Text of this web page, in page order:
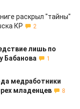
раскрыл "тайны"
КР
2
лишь по
Бабанова
1
медработники
младенцев
8